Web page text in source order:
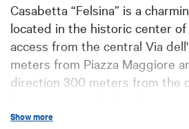
Casabetta “Felsina” is a
located in the historic center of
access from the central Via
meters from Piazza Maggiore
direction 300 meters from the
Fair. Finished renovating in
Show more